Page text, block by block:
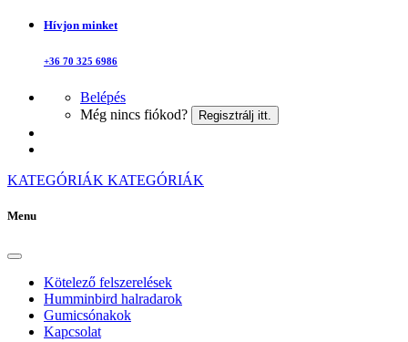
Hívjon minket
+36 70 325 6986
Belépés
Még nincs fiókod?
Regisztrálj itt.
KATEGÓRIÁK KATEGÓRIÁK
Menu
Kötelező felszerelések
Humminbird halradarok
Gumicsónakok
Kapcsolat